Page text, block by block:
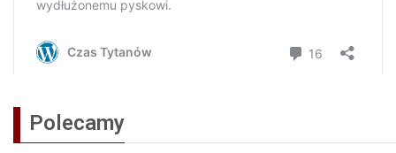
Polecamy